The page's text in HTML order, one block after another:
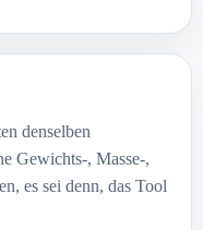
denselben
Gewichts-, Masse-,
es sei denn, das Tool